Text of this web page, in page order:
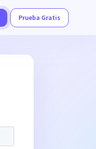
Prueba Gratis